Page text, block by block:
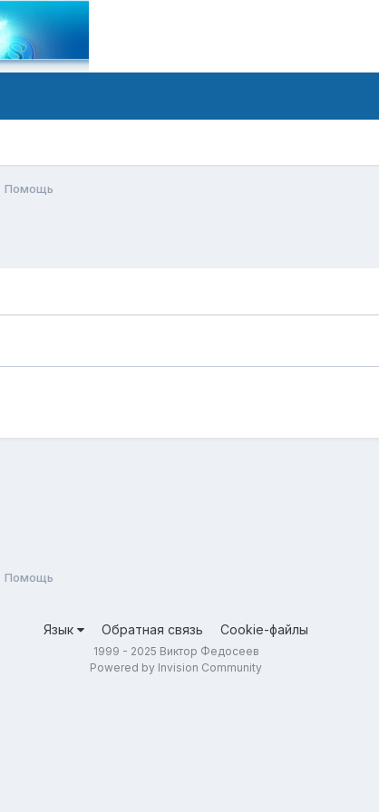
Помощь
Помощь
Язык Обратная связь Cookie-файлы
1999 - 2025 Виктор Федосеев
Powered by Invision Community